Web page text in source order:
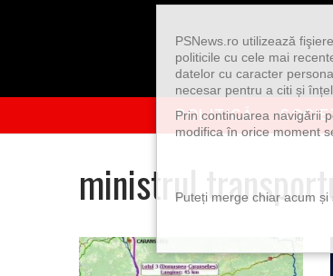
POLITICĂ
ministrul
PSNews.ro utilizează
politicile cu cele mai
datelor cu caracter
necesar pentru a citi și
Prin continuarea navigării
modifica în orice moment
Puteți merge chiar acum